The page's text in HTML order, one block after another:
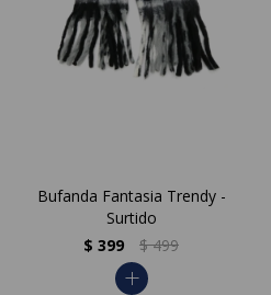
Bufanda Fantasia Trendy -
Surtido
$ 399 $ 499
add